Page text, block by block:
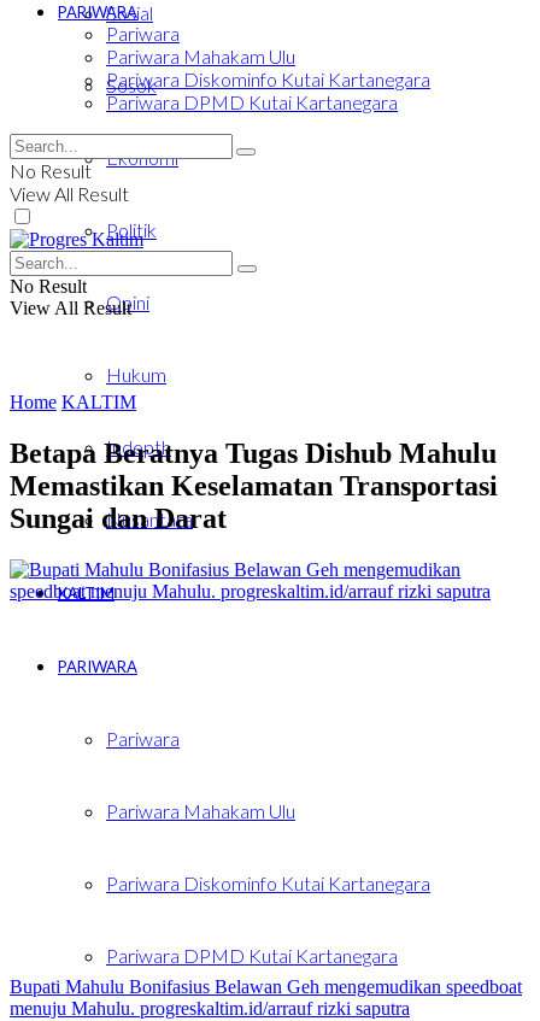
Sosial
Sosok
Ekonomi
Politik
Opini
Hukum
Indepth
Nusantara
KALTIM
PARIWARA
Pariwara
Pariwara Mahakam Ulu
Pariwara Diskominfo Kutai Kartanegara
Pariwara DPMD Kutai Kartanegara
PARIWARA
Pariwara
Pariwara Mahakam Ulu
Pariwara Diskominfo Kutai Kartanegara
Pariwara DPMD Kutai Kartanegara
No Result
View All Result
No Result
View All Result
Home KALTIM
Betapa Beratnya Tugas Dishub Mahulu
Memastikan Keselamatan Transportasi
Sungai dan Darat
Bupati Mahulu Bonifasius Belawan Geh mengemudikan speedboat
menuju Mahulu. progreskaltim.id/arrauf rizki saputra